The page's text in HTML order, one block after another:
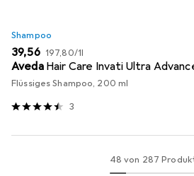
Shampoo
EUR
39,56 EUR
197,80/1l
Aveda Hair Care Invati Ultra
Flüssiges Shampoo, 200 ml
3
48 von 287